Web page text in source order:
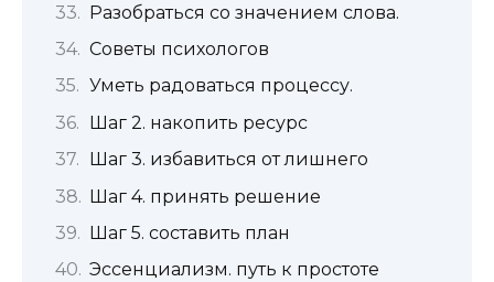
Разобраться со значением слова.
Советы психологов
Уметь радоваться процессу.
Шаг 2. накопить ресурс
Шаг 3. избавиться от лишнего
Шаг 4. принять решение
Шаг 5. составить план
Эссенциализм. путь к простоте